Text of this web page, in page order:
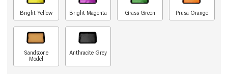
Bright Yellow Bright Magenta Grass Green Prusa Orange
Sandstone
Model
Anthracite Grey